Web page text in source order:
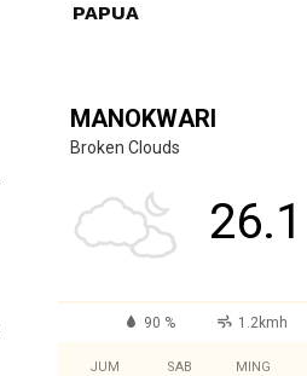
PAPUA
MANOKWARI
Broken Clouds
26.1
90 % 1.2kmh
JUM SAB MING